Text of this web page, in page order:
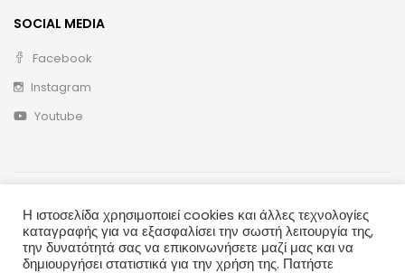
SOCIAL MEDIA
Facebook
Instagram
Youtube
Η ιστοσελίδα χρησιμοποιεί cookies και άλλες τεχνολογίες
καταγραφής για να εξασφαλίσει την σωστή λειτουργία της,
την δυνατότητά σας να επικοινωνήσετε μαζί μας και να
δημιουργήσει στατιστικά για την χρήση της. Πατήστε